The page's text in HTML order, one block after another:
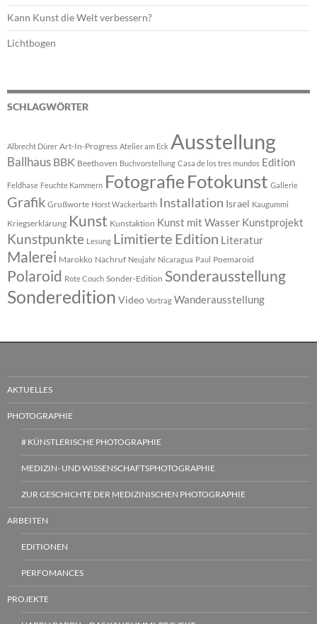
Kann Kunst die Welt verbessern?
Lichtbogen
SCHLAGWÖRTER
Albrecht Dürer Art-In-Progress Atelier am Eck Ausstellung
Ballhaus BBK Beethoven Buchvorstellung Casa de los tres mundos Edition
Feldhase Feuchte Kammern Fotografie Fotokunst Gallerie
Grafik Grußworte Horst Wackerbarth Installation Israel Kaugummi
Kriegserklärung Kunst Kunstaktion Kunst mit Wasser Kunstprojekt
Kunstpunkte Lesung Limitierte Edition Literatur
Malerei Marokko Nachruf Neujahr Nicaragua Paul Poemaroid
Polaroid Rote Couch Sonder-Edition Sonderausstellung
Sonderedition Video Vortrag Wanderausstellung
AKTUELLES
PHOTOGRAPHIE
# KÜNSTLERISCHE PHOTOGRAPHIE
MEDIZIN- UND WISSENSCHAFTSPHOTOGRAPHIE
ZUR GESCHICHTE DER MEDIZINISCHEN PHOTOGRAPHIE
ARBEITEN
EDITIONEN
PERFOMANCES
PROJEKTE